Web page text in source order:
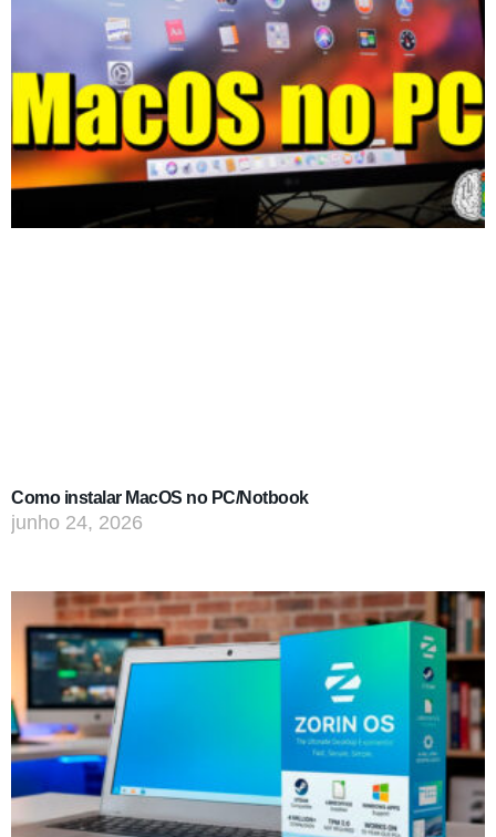
Como instalar MacOS no PC/Notbook
junho 24, 2026